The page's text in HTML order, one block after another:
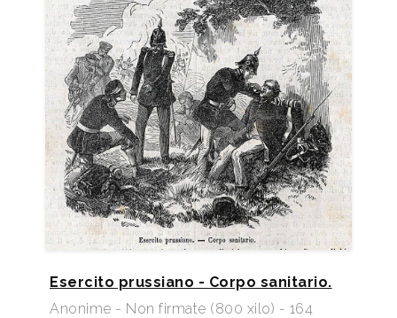
Esercito prussiano - Corpo sanitario.
Anonime - Non firmate (800 xilo) - 164